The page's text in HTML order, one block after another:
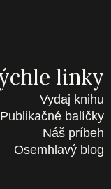
linky
Vydaj knihu
Publikačné balíčky
Náš príbeh
Osemhlavý blog